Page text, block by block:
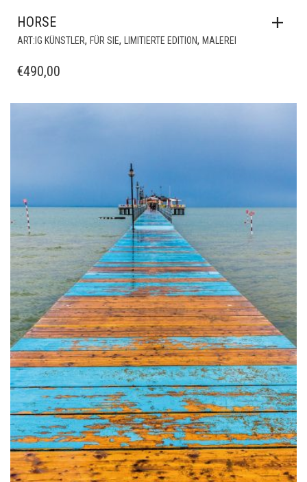
HORSE
ART:IG KÜNSTLER, FÜR SIE, LIMITIERTE EDITION, MALEREI
€490,00